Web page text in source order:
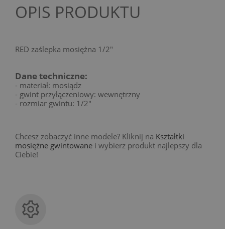
OPIS PRODUKTU
RED zaślepka mosiężna 1/2"
Dane techniczne:
- materiał: mosiądz
- gwint przyłączeniowy: wewnętrzny
- rozmiar gwintu: 1/2"
Chcesz zobaczyć inne modele? Kliknij na Kształtki
mosiężne gwintowane i wybierz produkt najlepszy dla
Ciebie!